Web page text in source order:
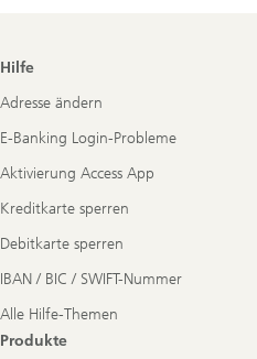
Footer
Hilfe
Adresse ändern
E-Banking Login-Probleme
Aktivierung Access App
Kreditkarte sperren
Debitkarte sperren
IBAN / BIC / SWIFT-Nummer
Alle Hilfe-Themen
Produkte